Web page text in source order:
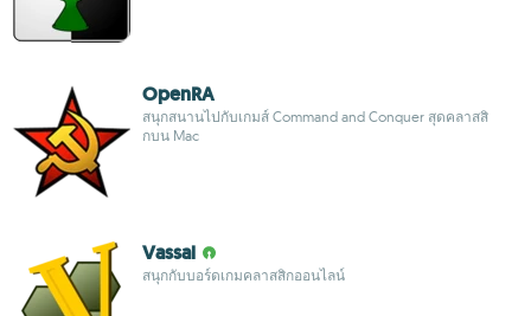
OpenRA
สนุกสนานไปกับเกมส์ Command and Conquer สุดคลาสสิ
กบน Mac
Vassal
สนุกกับบอร์ดเกมคลาสสิกออนไลน์